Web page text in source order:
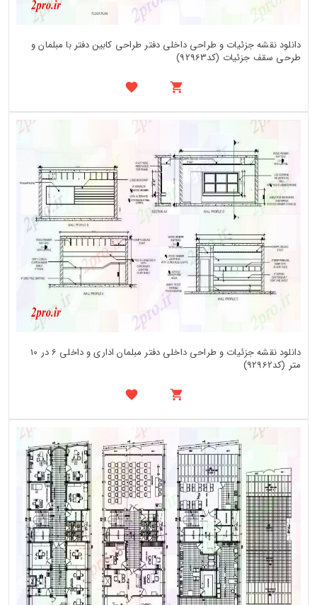
دانلود نقشه جزئیات و طراحی داخلی دفتر طراحی کابین دفتر با مبلمان و
طرحی سقف جزئیات (کد92963)
دانلود نقشه جزئیات و طراحی داخلی دفتر مبلمان اداری و داخلی 6 در 10
متر (کد92962)